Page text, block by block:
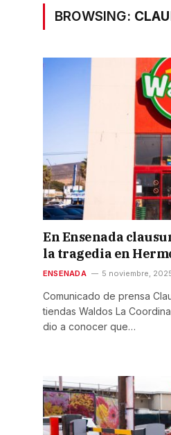
BROWSING:
En Ensenada
la tragedia en
ENSENADA 5 noviembre,
Comunicado de prensa
tiendas Waldos La
dio a conocer que…